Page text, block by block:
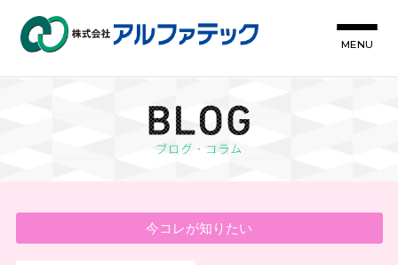
MENU
今コレが知りたい